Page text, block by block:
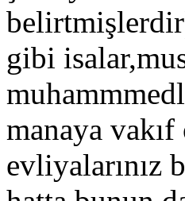
gibi
manaya
evliyalarınız